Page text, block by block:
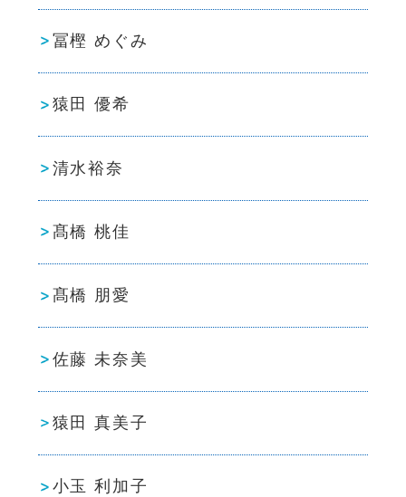
冨樫 めぐみ
猿田 優希
清水裕奈
髙橋 桃佳
髙橋 朋愛
佐藤 未奈美
猿田 真美子
小玉 利加子